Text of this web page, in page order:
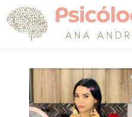
Saltar
al
contenido